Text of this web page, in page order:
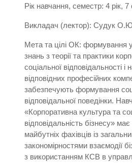
Рік навчання, семестр: 4 рік,
Викладач (лектор): Судук
Мета та цілі ОК: формування
знань з теорії та практики
соціальної відповідальності і
відповідних професійних
забезпечують формування
відповідальної поведінки.
«Корпоративна культура та
відповідальність бізнесу»
майбутніх фахівців із
закономірностями взаємодії
з використанням КСВ в